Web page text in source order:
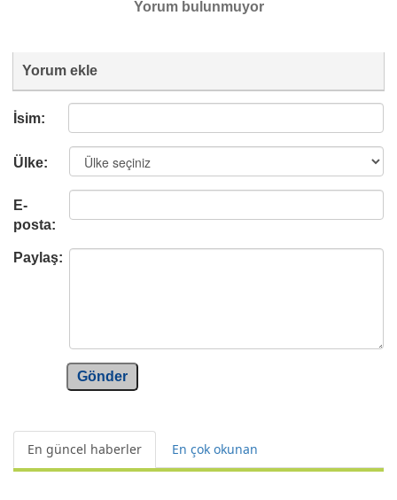
Yorum bulunmuyor
Yorum ekle
İsim:
Ülke:
E-
posta:
Paylaş:
Gönder
En güncel haberler En çok okunan